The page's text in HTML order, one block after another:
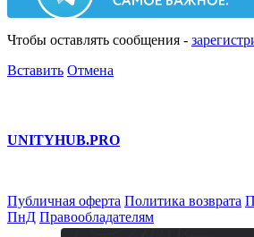
Чтобы оставлять сообщения -
Вставить Отмена
UNITYHUB.PRO
Публичная оферта Политика возврата
ПнД Правообладателям